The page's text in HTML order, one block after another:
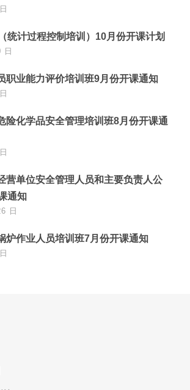
统计过程控制培训）10月份开课计划
日
职业能力评价培训班9月份开课通知
险化学品安全管理培训班8月份开课通
营单位安全管理人员和主要负责人公
通知
日
炉作业人员培训班7月份开课通知